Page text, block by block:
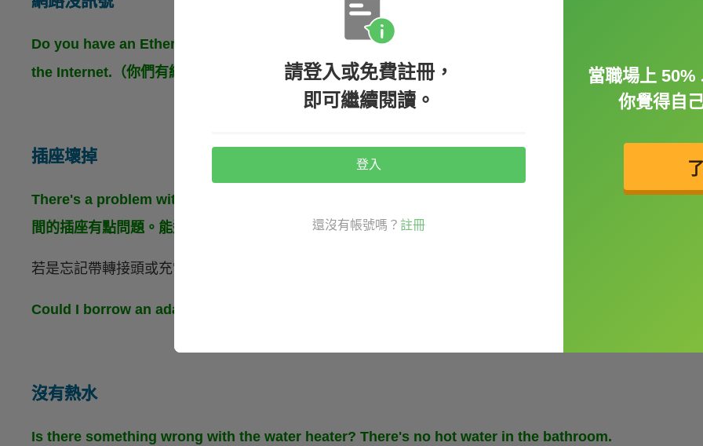
Do you have an Ethernet cable? The Wi-Fi signal is weak in my room, and I can't access
the Internet.（你們有網路線嗎？我房間的無線網路訊號很弱，我連不上網路。）
插座壞掉
There's a problem with the socket in my room. Could you come and check for me?（我房
間的插座有點問題。能過來幫我看看嗎？）
若是忘記帶轉接頭或充電器，也可以跟飯店要求：
Could I borrow an adapter and charger?（我可以借用轉接插頭和充電器嗎？）
沒有熱水
Is there something wrong with the water heater? There's no hot water in the bathroom.
請登入或免費註冊，
即可繼續閱讀。
登入
還沒有帳號嗎？ 註冊
當職場上 50%
你覺得自